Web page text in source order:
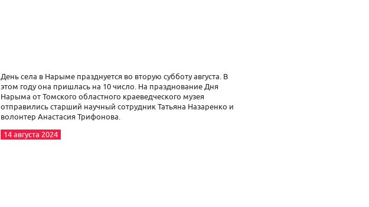
День села в Нарыме празднуется во вторую субботу августа. В
этом году она пришлась на 10 число. На празднование Дня
Нарыма от Томского областного краеведческого музея
отправились старший научный сотрудник Татьяна Назаренко и
волонтер Анастасия Трифонова.
14 августа 2024